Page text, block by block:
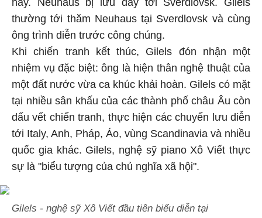
này. Neuhaus bị lưu đày tới Sverdlovsk. Gilels
thường tới thăm Neuhaus tại Sverdlovsk và cùng
ông trình diễn trước công chúng.
Khi chiến tranh kết thúc, Gilels đón nhận một
nhiệm vụ đặc biệt: ông là hiện thân nghệ thuật của
một đất nước vừa ca khúc khải hoàn. Gilels có mặt
tại nhiều sân khấu của các thành phố châu Âu còn
dấu vết chiến tranh, thực hiện các chuyến lưu diễn
tới Italy, Anh, Pháp, Áo, vùng Scandinavia và nhiều
quốc gia khác. Gilels, nghệ sỹ piano Xô Viết thực
sự là "biểu tượng của chủ nghĩa xã hội".
Gilels - nghệ sỹ Xô Viết đầu tiên biểu diễn tại